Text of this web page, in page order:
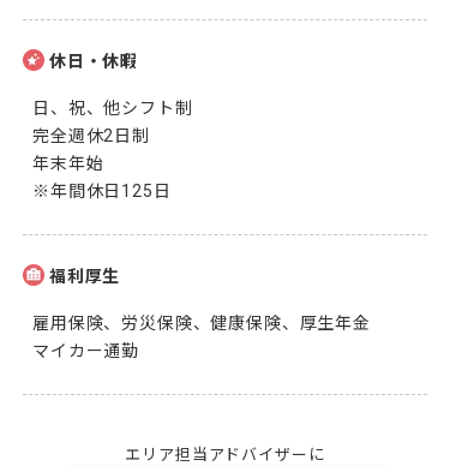
休日・休暇
日、祝、他シフト制
完全週休2日制
年末年始
※年間休日125日
福利厚生
雇用保険、労災保険、健康保険、厚生年金
マイカー通勤
エリア担当アドバイザーに